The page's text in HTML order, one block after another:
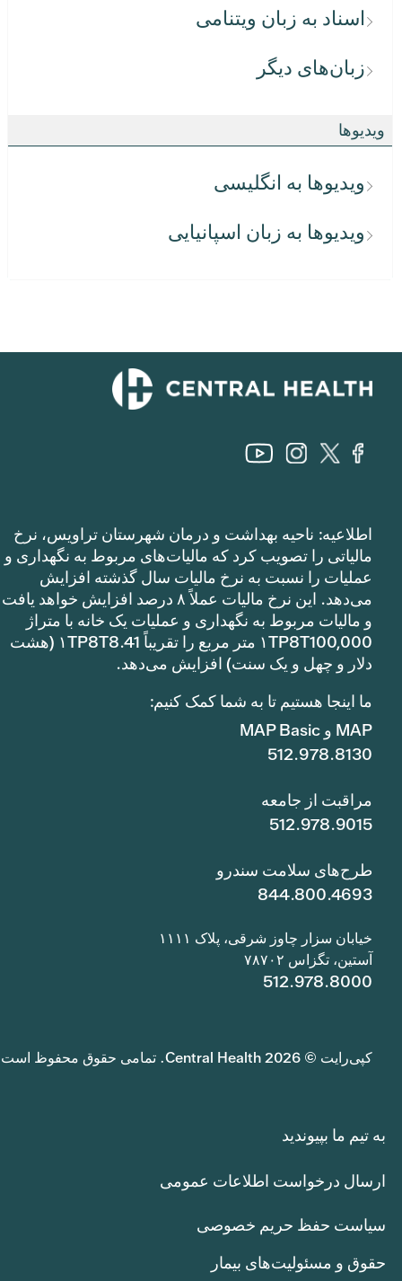
اسناد به زبان ویتنامی
زبان‌های دیگر
ویدیوها
ویدیوها به انگلیسی
ویدیوها به زبان اسپانیایی
اطلاعیه: ناحیه بهداشت و درمان شهرستان تراویس، نرخ
مالیاتی را تصویب کرد که مالیات‌های مربوط به نگهداری و
عملیات را نسبت به نرخ مالیات سال گذشته افزایش
می‌دهد. این نرخ مالیات عملاً ۸ درصد افزایش خواهد یافت
و مالیات مربوط به نگهداری و عملیات یک خانه با متراژ
۱TP8T100,000 متر مربع را تقریباً ۱TP8T8.41 (هشت
دلار و چهل و یک سنت) افزایش می‌دهد.
ما اینجا هستیم تا به شما کمک کنیم:
MAP و MAP Basic
512.978.8130
مراقبت از جامعه
512.978.9015
طرح‌های سلامت سندرو
844.800.4693
خیابان سزار چاوز شرقی، پلاک ۱۱۱۱
آستین، تگزاس ۷۸۷۰۲
512.978.8000
کپی‌رایت © 2026 Central Health. تمامی حقوق محفوظ است.
به تیم ما بپیوندید
ارسال درخواست اطلاعات عمومی
سیاست حفظ حریم خصوصی
حقوق و مسئولیت‌های بیمار